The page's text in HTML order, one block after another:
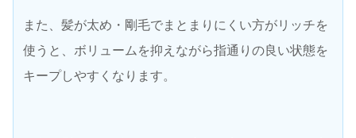
また、髪が太め・剛毛でまとまりにくい方がリッチを
使うと、ボリュームを抑えながら指通りの良い状態を
キープしやすくなります。